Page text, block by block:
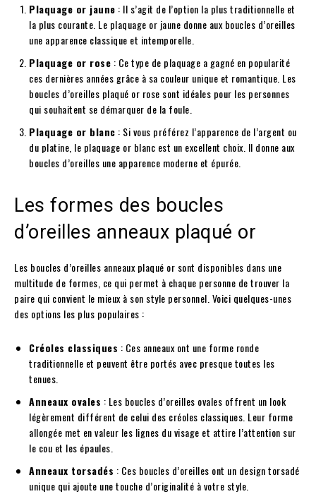
Plaquage or jaune : Il s’agit de l’option la plus traditionnelle et
la plus courante. Le plaquage or jaune donne aux boucles d’oreilles
une apparence classique et intemporelle.
Plaquage or rose : Ce type de plaquage a gagné en popularité
ces dernières années grâce à sa couleur unique et romantique. Les
boucles d’oreilles plaqué or rose sont idéales pour les personnes
qui souhaitent se démarquer de la foule.
Plaquage or blanc : Si vous préférez l’apparence de l’argent ou
du platine, le plaquage or blanc est un excellent choix. Il donne aux
boucles d’oreilles une apparence moderne et épurée.
Les formes des boucles
d’oreilles anneaux plaqué or
Les boucles d’oreilles anneaux plaqué or sont disponibles dans une
multitude de formes, ce qui permet à chaque personne de trouver la
paire qui convient le mieux à son style personnel. Voici quelques-unes
des options les plus populaires :
Créoles classiques : Ces anneaux ont une forme ronde
traditionnelle et peuvent être portés avec presque toutes les
tenues.
Anneaux ovales : Les boucles d’oreilles ovales offrent un look
légèrement différent de celui des créoles classiques. Leur forme
allongée met en valeur les lignes du visage et attire l’attention sur
le cou et les épaules.
Anneaux torsadés : Ces boucles d’oreilles ont un design torsadé
unique qui ajoute une touche d’originalité à votre style.